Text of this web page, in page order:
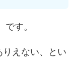
です。
えない、とい